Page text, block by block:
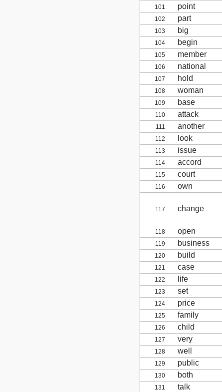
101 point
102 part
103 big
104 begin
105 member
106 national
107 hold
108 woman
109 base
110 attack
111 another
112 look
113 issue
114 accord
115 court
116 own
117 change
118 open
119 business
120 build
121 case
122 life
123 set
124 price
125 family
126 child
127 very
128 well
129 public
130 both
131 talk